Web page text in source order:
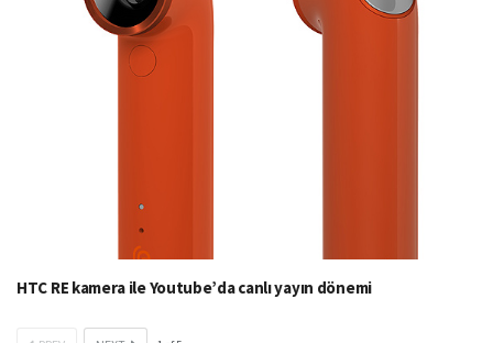
HTC RE kamera ile Youtube’da canlı yayın dönemi